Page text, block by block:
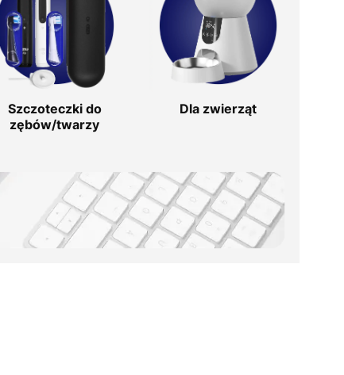
Szczoteczki do
zębów/twarzy
Dla zwierząt